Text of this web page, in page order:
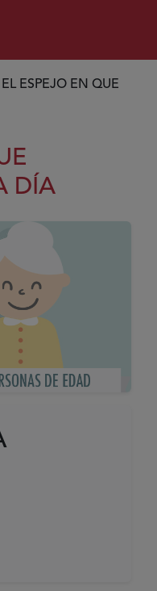
EL ESPEJO EN QUE
DÍA